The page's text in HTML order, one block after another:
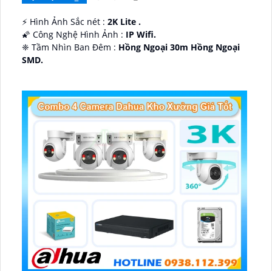
️⚡ Hình Ảnh Sắc nét : 2K Lite .
🌠 Công Nghệ Hình Ảnh : IP Wifi.
❈ Tầm Nhìn Ban Đêm : Hồng Ngoại 30m Hồng Ngoại
SMD.